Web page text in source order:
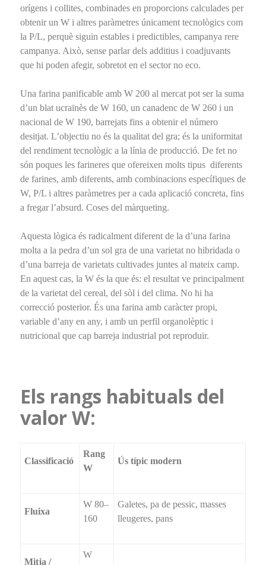
orígens i collites, combinades en proporcions calculades per
obtenir un W i altres paràmetres únicament tecnològics com
la P/L, perquè siguin estables i predictibles, campanya rere
campanya. Això, sense parlar dels additius i coadjuvants
que hi poden afegir, sobretot en el sector no eco.
Una farina panificable amb W 200 al mercat pot ser la suma
d’un blat ucraïnès de W 160, un canadenc de W 260 i un
nacional de W 190, barrejats fins a obtenir el número
desitjat. L’objectiu no és la qualitat del gra; és la uniformitat
del rendiment tecnològic a la línia de producció. De fet no
són poques les farineres que ofereixen molts tipus diferents
de farines, amb diferents, amb combinacions específiques de
W, P/L i altres paràmetres per a cada aplicació concreta, fins
a fregar l’absurd. Coses del màrqueting.
Aquesta lògica és radicalment diferent de la d’una farina
molta a la pedra d’un sol gra de una varietat no hibridada o
d’una barreja de varietats cultivades juntes al mateix camp.
En aquest cas, la W és la que és: el resultat ve principalment
de la varietat del cereal, del sòl i del clima. No hi ha
correcció posterior. És una farina amb caràcter propi,
variable d’any en any, i amb un perfil organolèptic i
nutricional que cap barreja industrial pot reproduir.
Els rangs habituals del
valor W:
Classificació
Rang
W
Ús típic modern
Fluixa
W 80–
160
Galetes, pa de pessic, masses
lleugeres, pans
Mitja /
W